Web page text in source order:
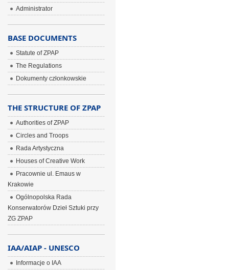
Administrator
BASE DOCUMENTS
Statute of ZPAP
The Regulations
Dokumenty członkowskie
THE STRUCTURE OF ZPAP
Authorities of ZPAP
Circles and Troops
Rada Artystyczna
Houses of Creative Work
Pracownie ul. Emaus w
Krakowie
Ogólnopolska Rada
Konserwatorów Dzieł Sztuki przy
ZG ZPAP
IAA/AIAP - UNESCO
Informacje o IAA